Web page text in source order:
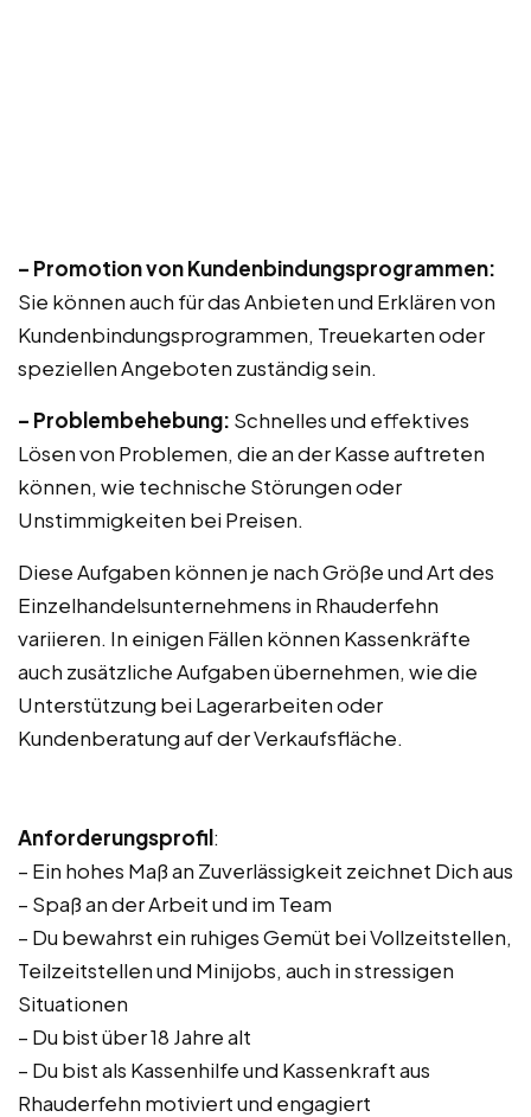
– Promotion von Kundenbindungsprogrammen:
Sie können auch für das Anbieten und Erklären von
Kundenbindungsprogrammen, Treuekarten oder
speziellen Angeboten zuständig sein.
– Problembehebung: Schnelles und effektives
Lösen von Problemen, die an der Kasse auftreten
können, wie technische Störungen oder
Unstimmigkeiten bei Preisen.
Diese Aufgaben können je nach Größe und Art des
Einzelhandelsunternehmens in Rhauderfehn
variieren. In einigen Fällen können Kassenkräfte
auch zusätzliche Aufgaben übernehmen, wie die
Unterstützung bei Lagerarbeiten oder
Kundenberatung auf der Verkaufsfläche.
Anforderungsprofil:
– Ein hohes Maß an Zuverlässigkeit zeichnet Dich aus
– Spaß an der Arbeit und im Team
– Du bewahrst ein ruhiges Gemüt bei Vollzeitstellen,
Teilzeitstellen und Minijobs, auch in stressigen
Situationen
– Du bist über 18 Jahre alt
– Du bist als Kassenhilfe und Kassenkraft aus
Rhauderfehn motiviert und engagiert